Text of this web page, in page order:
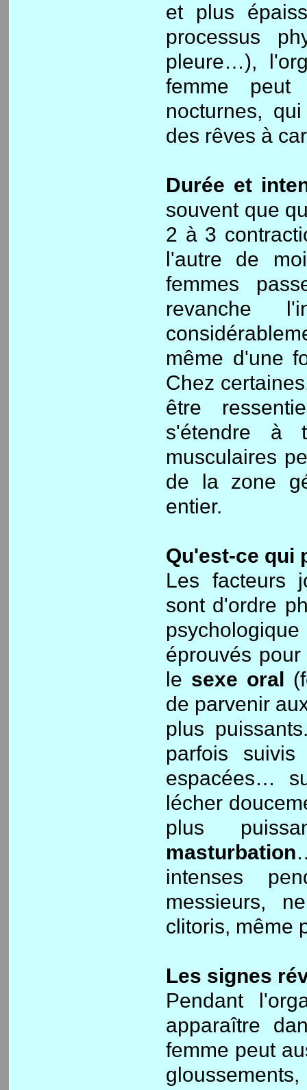
et plus
processus
pleure…),
femme peut
nocturnes,
des rêves à
Durée et
souvent que
2 à 3
l'autre de
femmes
revanche
même d'une
Chez
être
s'étendre à
musculaires
de la zone
entier.
Qu'est-ce qui
Les facteurs
sont d'ordre
éprouvés
le sexe oral
de parvenir
plus
parfois
espacées…
lécher
plus
masturbation
intenses
messieurs,
clitoris, même
Les signes
Pendant
apparaître
femme peut